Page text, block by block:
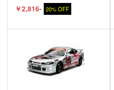
￥2,816- 20% OFF